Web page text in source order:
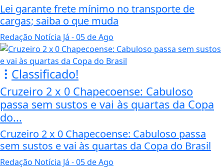
Lei garante frete mínimo no transporte de
cargas; saiba o que muda
Redação Notícia Já - 05 de Ago
Classificado!
Cruzeiro 2 x 0 Chapecoense: Cabuloso
passa sem sustos e vai às quartas da Copa
do...
Cruzeiro 2 x 0 Chapecoense: Cabuloso passa
sem sustos e vai às quartas da Copa do Brasil
Redação Notícia Já - 05 de Ago